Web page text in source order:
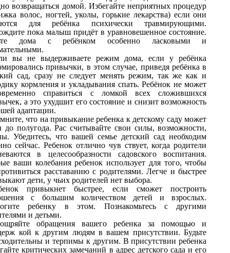
возвращаться домой. Избегайте неприятных процедур
волос, ногтей, уколы, горькие лекарства) если они
для ребёнка психически травмирующими.
пока малыш придёт в уравновешенное состояние.
дома с ребёнком особенно ласковыми и
вы не выдерживаете режим дома, если у ребёнка
привычки, в этом случае, приведя ребёнка в
сад, сразу не следует менять режим, так же как и
кормления и укладывания спать. Ребёнок не может
справиться с ломкой всех сложившихся
а это ухудшит его состояние и снизит возможность
адаптации.
что на привыкание ребенка к детскому саду может
до полугода. Рас считывайте свои силы, возможности,
Убедитесь, что вашей семье детский сад необходим
сейчас. Ребенок отлично чув ствует, когда родители
в целесообразности садовского воспитания.
ваши колебания ребенок использует для того, чтобы
расставанию с родителями. Легче и быстрее
дети, у чьих родителей нет выбора.
привыкнет быстрее, если сможет построить
с большим количеством детей и взрослых.
ребенку в этом. Познакомьтесь с другими
и детьми.
обращения вашего ребенка за помощью и
кой к другим людям в вашем присутствии. Будьте
и терпимы к другим. В присутствии ребенка
критических замечаний в адрес детского сада и его